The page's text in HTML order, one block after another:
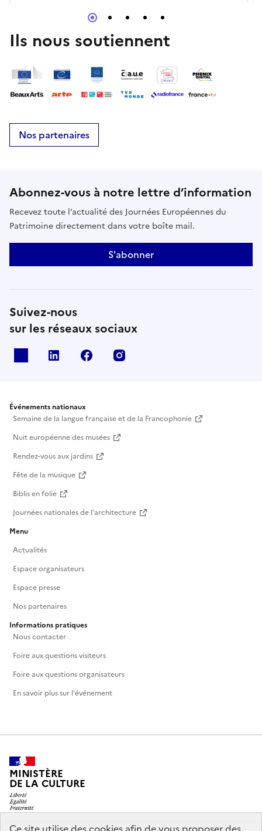
Ils nous soutiennent
Nos partenaires
Abonnez-vous à notre lettre d’information
Recevez toute l’actualité des Journées Européennes du
Patrimoine directement dans votre boîte mail.
S'abonner
Suivez-nous
sur les réseaux sociaux
Linkedin Facebook
Événements nationaux
Semaine de la langue française et de la Francophonie
Nuit européenne des musées
Rendez-vous aux jardins
Fête de la musique
Biblis en folie
Journées nationales de l'architecture
Menu
Actualités
Espace organisateurs
Espace presse
Nos partenaires
Informations pratiques
Nous contacter
Foire aux questions visiteurs
Foire aux questions organisateurs
En savoir plus sur l'événement
MINISTÈRE
DE LA CULTURE